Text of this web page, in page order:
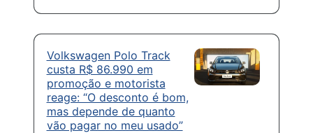
Volkswagen Polo Track
custa R$ 86.990 em
promoção e motorista
reage: “O desconto é bom,
mas depende de quanto
vão pagar no meu usado”